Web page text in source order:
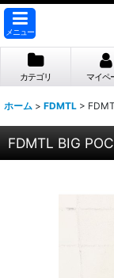
メニュー
カテゴリ マイペ
ホーム > FDMTL >
FDMTL BIG